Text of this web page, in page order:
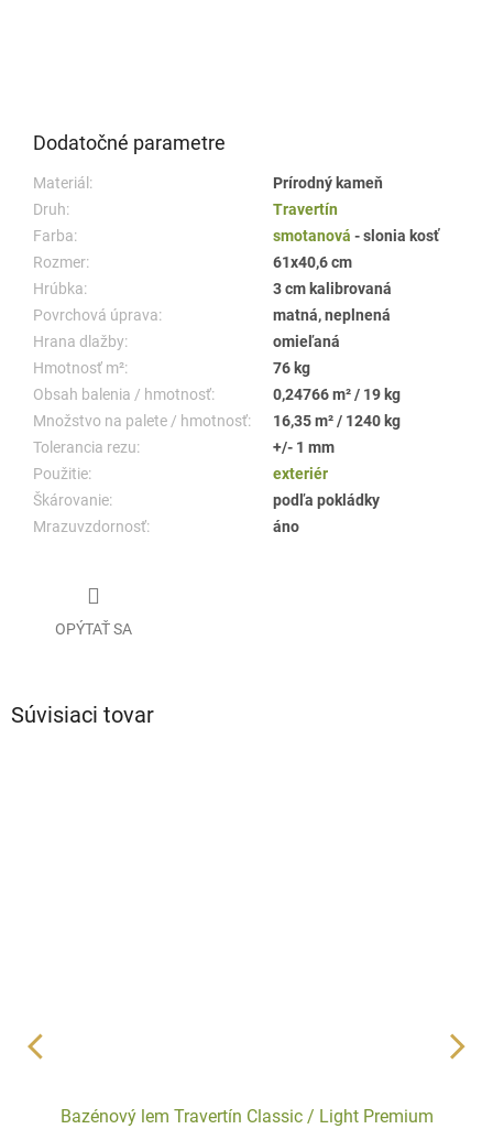
Dodatočné parametre
Materiál:
Prírodný kameň
Druh:
Travertín
Farba:
smotanová - slonia kosť
Rozmer:
61x40,6 cm
Hrúbka:
3 cm kalibrovaná
Povrchová úprava:
matná, neplnená
Hrana dlažby:
omieľaná
Hmotnosť m²:
76 kg
Obsah balenia / hmotnosť:
0,24766 m² / 19 kg
Množstvo na palete / hmotnosť:
16,35 m² / 1240 kg
Tolerancia rezu:
+/- 1 mm
Použitie:
exteriér
Škárovanie:
podľa pokládky
Mrazuvzdornosť:
áno
OPÝTAŤ SA
Súvisiaci tovar
Bazénový lem Travertín Classic / Light Premium